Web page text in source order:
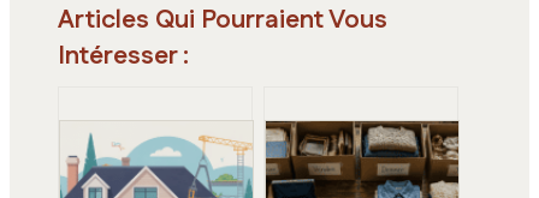
Articles Qui Pourraient Vous
Intéresser :